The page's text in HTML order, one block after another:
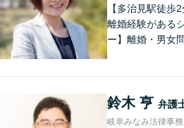
【多治見駅徒歩
離婚経験がある
ー】離婚・男女
ご提案いたしま
ウンセラーの資
鈴木 亨 弁護
岐阜みなみ法律事